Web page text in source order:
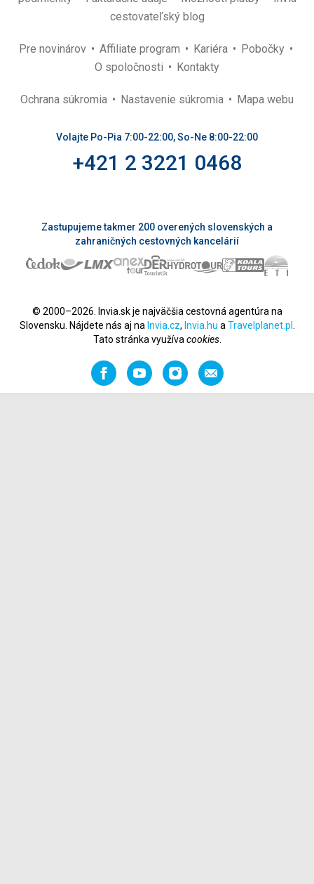
cestovateľský blog
Pre novinárov Affiliate program Kariéra
Pobočky
O spoločnosti
Kontakty
Ochrana súkromia Nastavenie súkromia Mapa webu
Volajte Po-Pia 7:00-22:00, So-Ne 8:00-22:00
+421 2 3221 0468
Zastupujeme takmer 200 overených slovenských a
zahraničných cestovných kancelárií
© 2000–2026. Invia.sk je najväčšia cestovná agentúra na
Slovensku. Nájdete nás aj na Invia.cz, Invia.hu a Travelplanet.pl
Tato stránka využíva cookies.
FacebookYouTubeInstagramOdporučiť